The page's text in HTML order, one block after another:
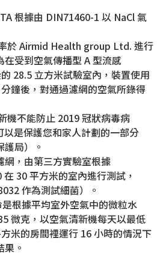
根據由 DIN71460-1 以 NaCl 氣
於 Airmid Health group Ltd. 進行
在受到空氣傳播型 A 型流感
28.5 立方米試驗室內，裝置使用
鐘後，對通過濾網的空氣所錄得
機不能防止 2019 冠狀病毒病
是保護您和家人計劃的一部分
護局）。
，由第三方實驗室根據
30 平方米的室內進行測試，
作為測試細菌）。
根據平均室外空氣中的微粒水
微克，以空氣清新機每天以最低
米的房間裡運行 16 小時的情況下
。